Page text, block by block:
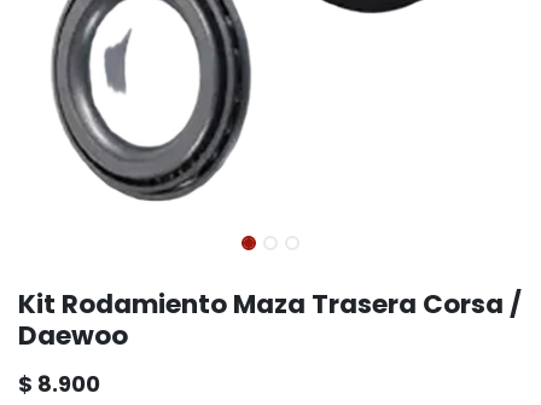
Kit Rodamiento Maza Trasera Corsa /
Daewoo
$ 8.900